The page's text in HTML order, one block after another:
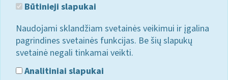
Būtinieji slapukai
Naudojami sklandžiam svetainės veikimui ir įgalina
pagrindines svetainės funkcijas. Be šių slapukų
svetainė negali tinkamai veikti.
Analitiniai slapukai